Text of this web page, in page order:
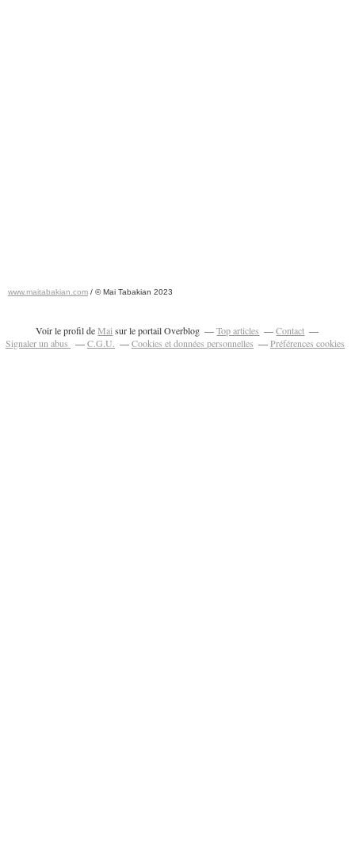
www.maitabakian.com / © Mai Tabakian 2023
Voir le profil deMaisur le portail Overblog Top articles
Contact
Signaler un abus
C.G.U. Cookies et données personnelles Préférences cookies